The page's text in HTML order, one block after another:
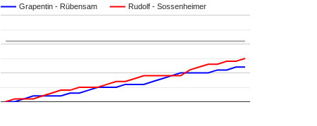
Grapentin - Rübensam Rudolf - Sossenheimer